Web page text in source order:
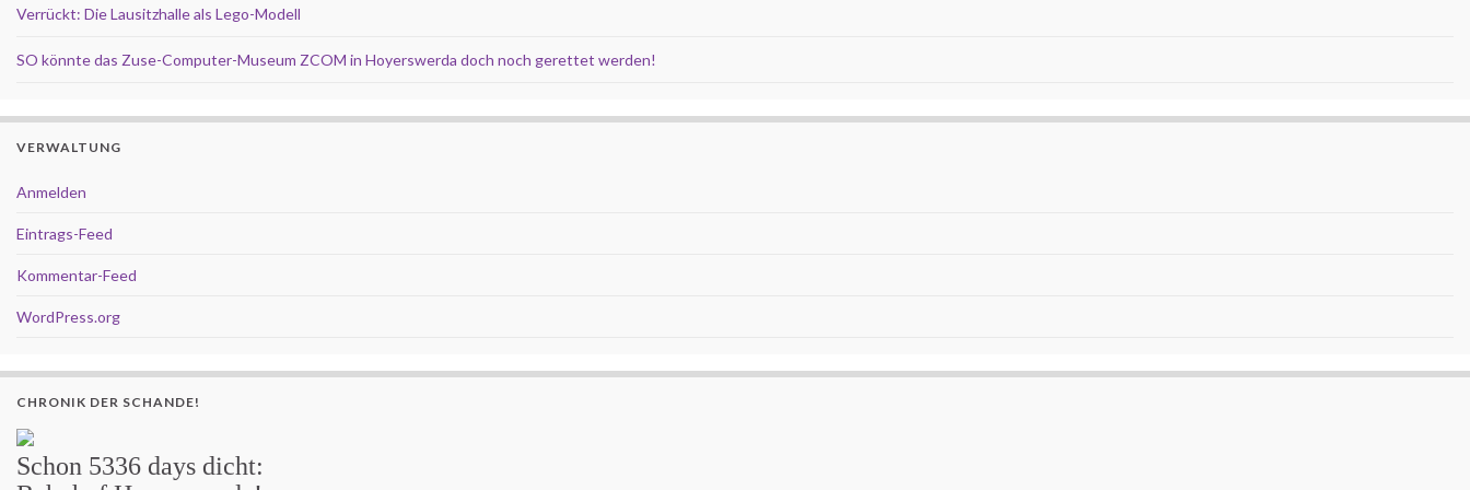
Verrückt: Die Lausitzhalle als Lego-Modell
SO könnte das Zuse-Computer-Museum ZCOM in Hoyerswerda doch noch gerettet werden!
VERWALTUNG
Anmelden
Eintrags-Feed
Kommentar-Feed
WordPress.org
CHRONIK DER SCHANDE!
Schon 5336 days dicht: